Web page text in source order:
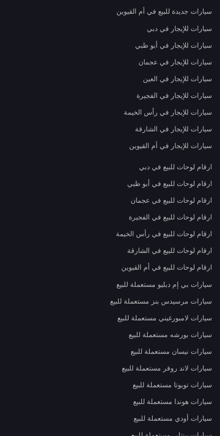
سيارات جديدة للبيع في أم القيوين
سيارات للإيجار في دبي
سيارات للإيجار في أبو ظبي
سيارات للإيجار في عجمان
سيارات للإيجار في العين
سيارات للإيجار في الفجيرة
سيارات للإيجار في رأس الخيمة
سيارات للإيجار في الشارقة
سيارات للإيجار في أم القيوين
ارقام لوحات للبيع في دبي
ارقام لوحات للبيع في أبو ظبي
ارقام لوحات للبيع في عجمان
ارقام لوحات للبيع في الفجيرة
ارقام لوحات للبيع في رأس الخيمة
ارقام لوحات للبيع في الشارقة
ارقام لوحات للبيع في أم القيوين
سيارات بي إم دبليو مستعملة للبيع
سيارات مرسيدس بنز مستعملة للبيع
سيارات لامبورغيني مستعملة للبيع
سيارات بورشه مستعملة للبيع
سيارات نيسان مستعملة للبيع
سيارات لاند روفر مستعملة للبيع
سيارات تويوتا مستعملة للبيع
سيارات هوندا مستعملة للبيع
سيارات أودي مستعملة للبيع